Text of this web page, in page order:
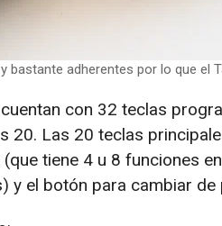
bastante adherentes por lo que el
con 32 teclas
20. Las 20 teclas
tiene 4 u 8 funciones
y el botón para cambiar de